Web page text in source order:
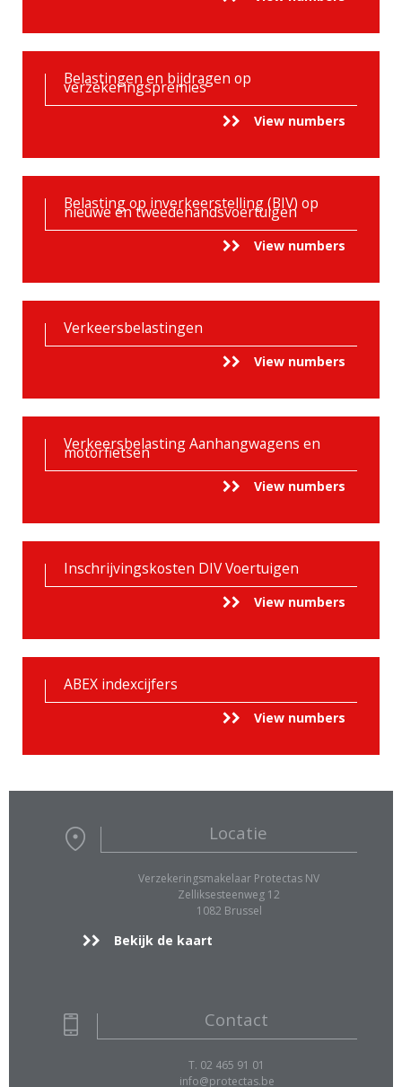
Belastingen en bijdragen op
verzekeringspremies
View numbers
Belasting op inverkeerstelling (BIV) op
nieuwe en tweedehandsvoertuigen
View numbers
Verkeersbelastingen
View numbers
Verkeersbelasting Aanhangwagens en
motorfietsen
View numbers
Inschrijvingskosten DIV Voertuigen
View numbers
ABEX indexcijfers
View numbers
Locatie
Verzekeringsmakelaar Protectas NV
Zelliksesteenweg 12
1082 Brussel
Bekijk de kaart
Contact
T. 02 465 91 01
info@protectas.be